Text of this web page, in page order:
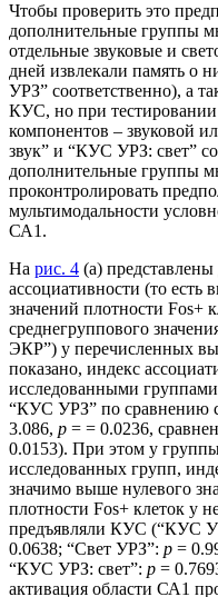
Чтобы проверить это
дополнительные группы
отдельные звуковые и
дней извлекали память о
УРЗ” соответственно), а
КУС, но при тестировании
компонентов – звуковой
звук” и “КУС УРЗ: свет”
дополнительные группы
проконтролировать
мультимодальности
СА1.
На рис. 4 (а)
ассоциативности (то
значений плотности Fos+
среднегруппового
ЭКР”) у перечисленных
показано, индекс
исследованными
“КУС УРЗ” по сравнению
3.086, p = = 0.0236,
0.0153). При этом у
исследованных групп,
значимо выше нулевого
плотности Fos+ клеток у
предъявляли КУС (“КУС
0.0638; “Свет УРЗ”: p =
“КУС УРЗ: свет”: p =
активация области СА1